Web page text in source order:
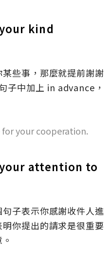
kind
些事，那麼就提前謝謝
子中加上 in advance，
your cooperation.
attention to
子表示你感謝收件人進
你提出的請求是很重要